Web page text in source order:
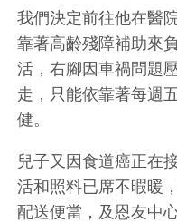
我們決定前往他在醫
靠著高齡殘障補助來
活，右腳因車禍問題
走，只能依靠著每週
健。
兒子又因食道癌正在
活和照料已席不暇暖
配送便當，及恩友中